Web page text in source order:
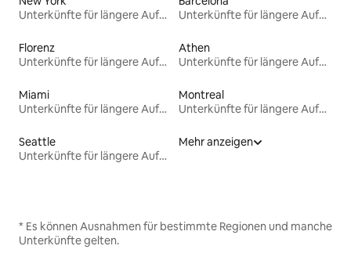
Unterkünfte für längere Aufenthalte
Unterkünfte für längere Aufenthalte
Florenz
Unterkünfte für längere Aufenthalte
Athen
Unterkünfte für längere Aufenthalte
Miami
Unterkünfte für längere Aufenthalte
Montreal
Unterkünfte für längere Aufenthalte
Seattle
Unterkünfte für längere Aufenthalte
Mehr anzeigen
* Es können Ausnahmen für bestimmte Regionen und manche
Unterkünfte gelten.